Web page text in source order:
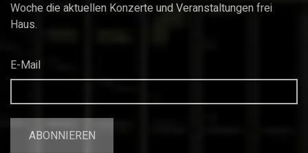
Woche die aktuellen Konzerte und Veranstaltungen frei
Haus.
E-Mail